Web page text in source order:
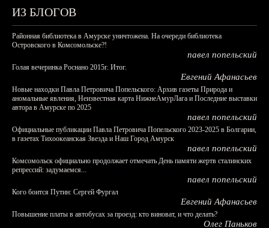
ИЗ БЛОГОВ
Районная библиотека в Амурске уничтожена. На очереди библиотека
Островского в Комсомольске?!
павел попельский
Голая вечеринка Роснано 2015г. Итог.
Евгений Афанасьев
Новые находки Павла Петровича Попельского: Архив газеты Природа и
аномальные явления, Неизвестная карта НижнеАмурЛага и Последние выставки
автора в Амурске по 2025
павел попельский
Официальные публикации Павла Петровича Попельского 2023-2025 в Болгарии,
в газетах Тихоокеанская Звезда и Наш Город Амурск
павел попельский
Комсомольск официально продолжает отмечать День памяти жертв сталинских
репрессий: задумаемся...
павел попельский
Кого боится Путин: Сергей Фургал
Евгений Афанасьев
Повышение платы в автобусах за проезд: кто виноват, и что делать?
Олег Паньков